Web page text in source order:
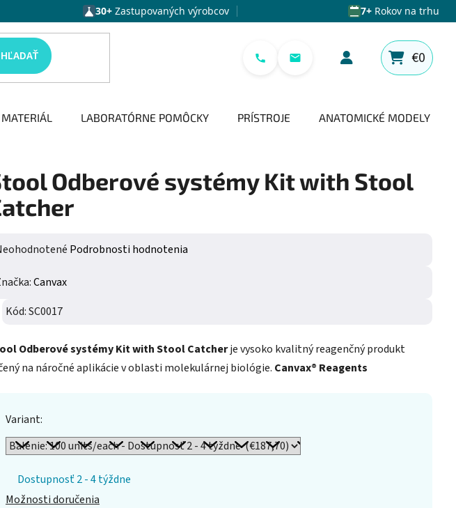
30+ Zastupovaných výrobcov 7+Rokov na trhu
HĽADAŤ
NÁKUPNÝ
€0
LABORATÓRNE POMÔCKY PRÍSTROJE ANATOMICKÉ MODELY
Odberové systémy Kit with Stool
hodnotenie produktu je 0,0 z 5 hviezdičiek.
Podrobnosti hodnotenia
Canvax
Kód:SC0017
Odberové systémy Kit with Stool Catcherje vysoko kvalitný reagenčný produkt
na náročné aplikácie v oblasti molekulárnej biológie. Canvax® Reagents
Variant:
Dostupnosť 2 - 4 týždne
Možnosti doručenia